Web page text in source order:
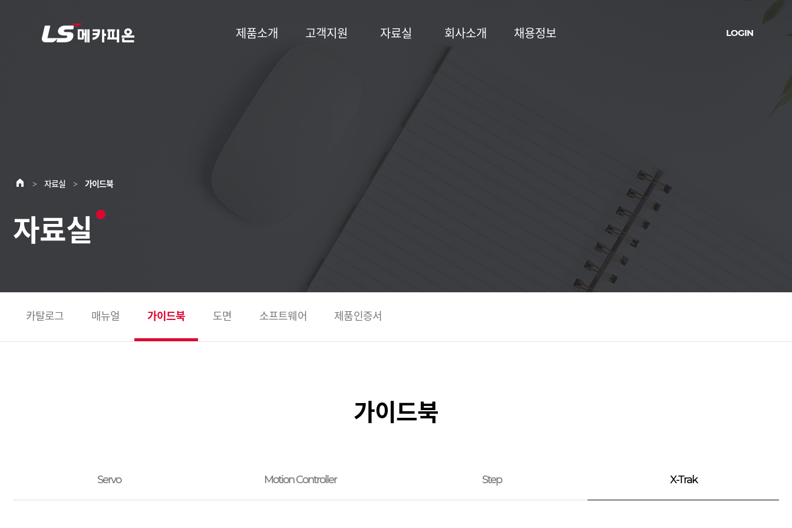
LOGIN
제품소개 고객지원 자료실 회사소개 채용정보
> 자료실 > 가이드북
자료실
카탈로그 매뉴얼 가이드북 도면 소프트웨어 제품인증서
가이드북
Servo Motion Controller Step X-Trak